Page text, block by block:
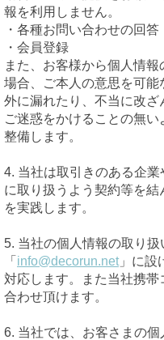
報を利用しません。
・各種お問い合わせの回答
・会員登録
また、お客様から個人情
場合、ご本人の意思を可
外に漏れたり、不当に改
ご迷惑をかけることの無
整備します。
4. 当社は取引きのある企
に取り扱うよう契約等を
を実践します。
5. 当社の個人情報の取り
「 info@decorun.net」に設
対応します。また当社携
合わせ頂けます。
6. 当社では、お客さまの